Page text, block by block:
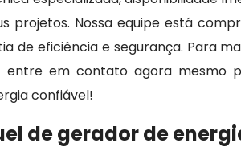
projetos. Nossa equipe está
de eficiência e segurança. Para
entre em contato agora mesmo
confiável!
de gerador de